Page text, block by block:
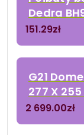
Dedra
151.29zł
G21
277 X
2 699.00zł